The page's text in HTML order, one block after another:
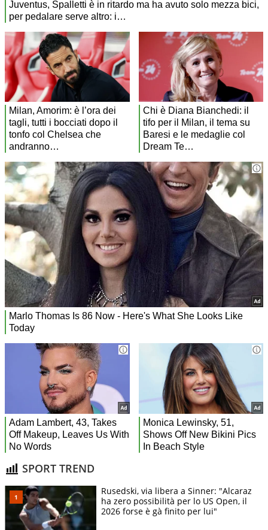
SPORT TREND
Rusedski, via libera a Sinner: "Alcaraz
ha zero possibilità per lo US Open, il
2026 forse è gà finito per lui"